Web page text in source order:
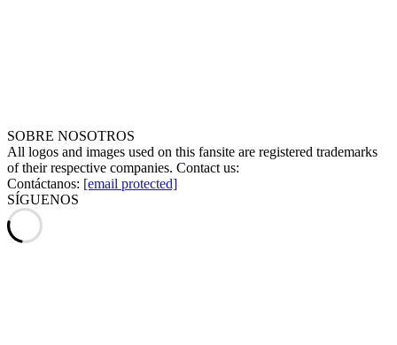
SOBRE NOSOTROS
All logos and images used on this fansite are registered trademarks
of their respective companies. Contact us:
Contáctanos: [email protected]
SÍGUENOS